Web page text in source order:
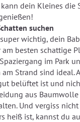
dein Kleines die
suchen
wichtig, dein
am besten schattige
im Park
Strand sind ideal.
belüftet ist und
aus
Und vergiss
heiß ist, kannst du